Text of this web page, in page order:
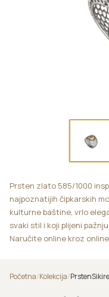
Prsten zlato 585/1000
najpoznatijih čipkarskih
kulturne baštine, vrlo
svaki stil i koji plijeni
Naručite online kroz
Početna/Kolekcija/